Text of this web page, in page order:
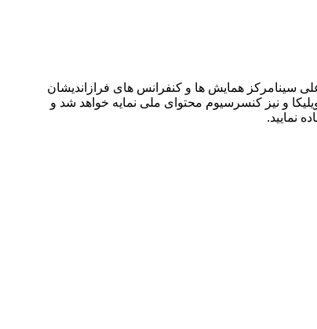
توسط ،انجمن علمی پژوهشی دانش پژوهان بوعلی سینامرکز همایش ها و کنفرانس های فرازاندیشان
و نیز کنسرسیوم محتوای ملی نمایه خواهد شد و
نمایید.